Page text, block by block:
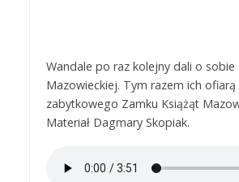
Wandale po raz kolejny dali o sobie
Mazowieckiej. Tym razem ich ofiarą
zabytkowego Zamku Książąt
Materiał Dagmary Skopiak.